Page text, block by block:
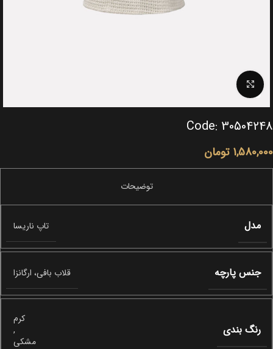
Click to enlarge
Code: 30504248
1,580,000 تومان
مدل تاپ ناریسا
جنس پارچه قلاب بافی، ارگانزا
رنگ بندی
کرم
,
مشکی